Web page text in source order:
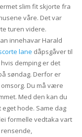
slim fit skjorte fra
våre. Det var
turen videre.
innehavar Harald
lane dåpsgåver til
demping er det
søndag. Derfor er
Du må være
Med den kan du
hode. Same dag
formelle vedtaka vart
rensende,